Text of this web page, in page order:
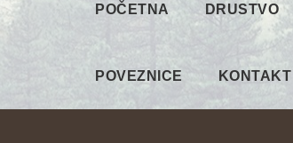
POČETNA DRUSTVO
POVEZNICE KONTAKT